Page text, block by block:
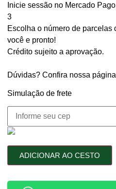
Inicie sessão no Mercado
3
Escolha o número de parcelas
você e pronto!
Crédito sujeito a aprovação.
Dúvidas? Confira nossa
Simulação de frete
ADICIONAR AO CESTO